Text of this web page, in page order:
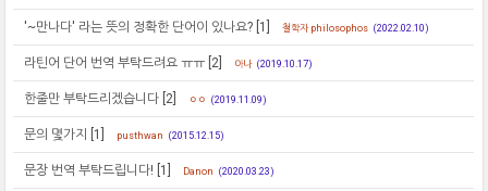
'~만나다' 라는 뜻의 정확한 단어이 있나요? [1] 철학자 philosophos (2022.02.10)
라틴어 단어 번역 부탁드려요 ㅠㅠ [2] 아나 (2019.10.17)
한줄만 부탁드리겠습니다 [2] ㅇㅇ (2019.11.09)
문의 몇가지 [1] pusthwan (2015.12.15)
문장 번역 부탁드립니다! [1] Danon (2020.03.23)